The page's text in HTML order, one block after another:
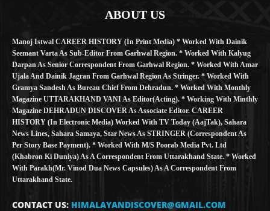
ABOUT US
Manoj Istwal CAREER HISTORY (in Print Media) * Worked With Dainik
Seemant Varta As Sub-Editor From Garhwal Region. * Worked With Kalyug
Darpan As Senior Correspondent From Garhwal Region. * Worked With Amar
Ujala And Dainik Jagran From Garhwal Region As Stringer. * Worked With
Gramya Sandesh As Bureau Chief From Dehradun. * Worked With Monthly
Magazine UTTARAKHAND VANI As Editor(Acting). * Working With Minthly
Magazine DEHRADUN DISCOVER As Associate Editor. CAREER
HISTORY (in Electronic Media) Worked With TV Today (AajTak), Sahara
News Lines, Sahara Samaya, Star News As STRINGER (Correspondent As
Per Story Base Payment). * Worked With M/S Poorab Media Pvt. Ltd
(Khabron Ki Duniya) As A Correspondent From Uttarakhand State. * Worked
With Parakh(Mr. Vinod Dua News Capsules) As A Correspondent From
Uttarakhand State.
CONTACT US: HIMALAYANDISCOVER@GMAIL.COM